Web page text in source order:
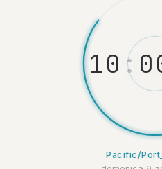
10 : 0
Pacific/